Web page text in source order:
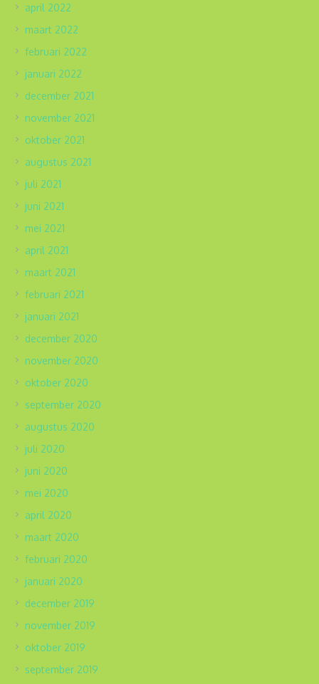
april 2022
maart 2022
februari 2022
januari 2022
december 2021
november 2021
oktober 2021
augustus 2021
juli 2021
juni 2021
mei 2021
april 2021
maart 2021
februari 2021
januari 2021
december 2020
november 2020
oktober 2020
september 2020
augustus 2020
juli 2020
juni 2020
mei 2020
april 2020
maart 2020
februari 2020
januari 2020
december 2019
november 2019
oktober 2019
september 2019